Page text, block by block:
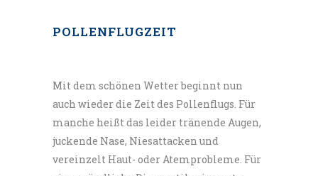
Deutscher Allergie- & Asthmabund –
Informationen zu Allergien & Asthma,
POLLENFLUGZEIT
Mit dem schönen Wetter beginnt nun
auch wieder die Zeit des Pollenflugs. Für
manche heißt das leider tränende Augen,
juckende Nase, Niesattacken und
vereinzelt Haut- oder Atemprobleme. Für